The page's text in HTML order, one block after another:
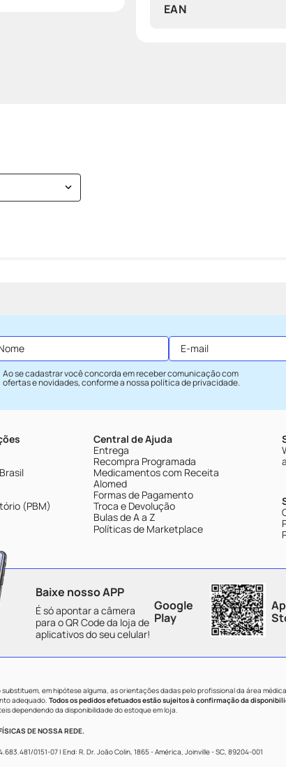
EAN
Ao se cadastrar você concorda em receber comunicação com
ofertas e novidades, conforme a nossapolítica de privacidade.
(PBM)
Central de Ajuda
Entrega
Recompra Programada
Medicamentos com Receita
Alomed
Formas de Pagamento
Troca e Devolução
Bulas de A a Z
Políticas de Marketplace
Baixe nosso APP
É só apontar a câmera
para o QR Code da loja de
aplicativos do seu celular!
Google
Play
em hipótese alguma, as orientações dadas pelo profissional da área
adequado. Todos os pedidos efetuados estão sujeitos à confirmação da
dependendo da disponibilidade do estoque em loja.
DE NOSSA REDE.
0151-07 | End: R. Dr. João Colin, 1865 - América, Joinville - SC, 89204-001